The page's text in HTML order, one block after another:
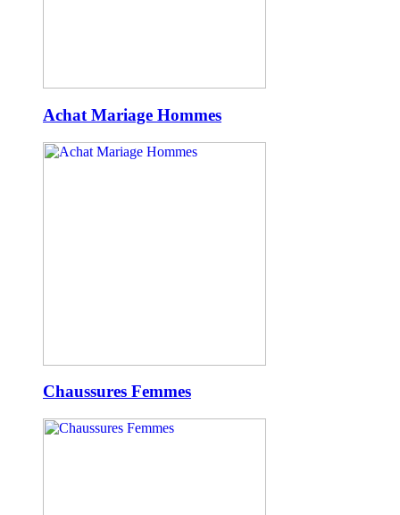
Achat Mariage Hommes
Chaussures Femmes